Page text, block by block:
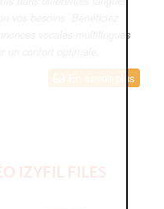
vocales multilingues
En savoir plus
IZYFIL FILES